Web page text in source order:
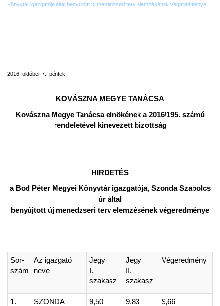
Könyvtár igazgatója által benyújtott új menedzseri terv elemzésének végeredménye
2016. október 7., péntek
KOVÁSZNA MEGYE TANÁCSA
Kovászna Megye Tanácsa elnökének a 2016/195. számú
rendeletével kinevezett bizottság
HIRDETÉS
a Bod Péter Megyei Könyvtár igazgatója, Szonda Szabolcs
úr által
benyújtott új menedzseri terv elemzésének végeredménye
Sor-
szám
Az igazgató
neve
Jegy
I.
szakasz
Jegy
II.
szakasz
Végeredmény
1.
SZONDA
9,50 9,83 9,66